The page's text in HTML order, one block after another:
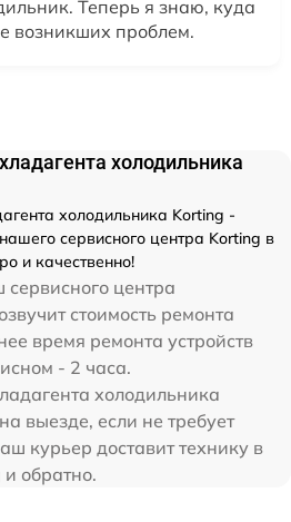
Теперь я знаю, куда
возникших проблем.
холодильника
холодильника Korting -
сервисного центра Korting в
и качественно!
центра
стоимость ремонта
время ремонта устройств
- 2 часа.
холодильника
выезде, если не требует
курьер доставит технику в
обратно.